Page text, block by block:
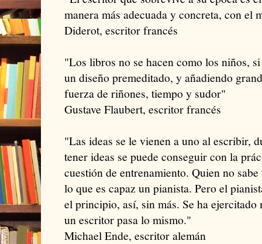
manera más adecuada y concreta, con el
Diderot, escritor francés
"Los libros no se hacen como los niños,
un diseño premeditado, y añadiendo
fuerza de riñones, tiempo y sudor"
Gustave Flaubert, escritor francés
"Las ideas se le vienen a uno al escribir,
tener ideas se puede conseguir con la
cuestión de entrenamiento. Quien no
lo que es capaz un pianista. Pero el
el principio, así, sin más. Se ha ejercitado
un escritor pasa lo mismo."
Michael Ende, escritor alemán